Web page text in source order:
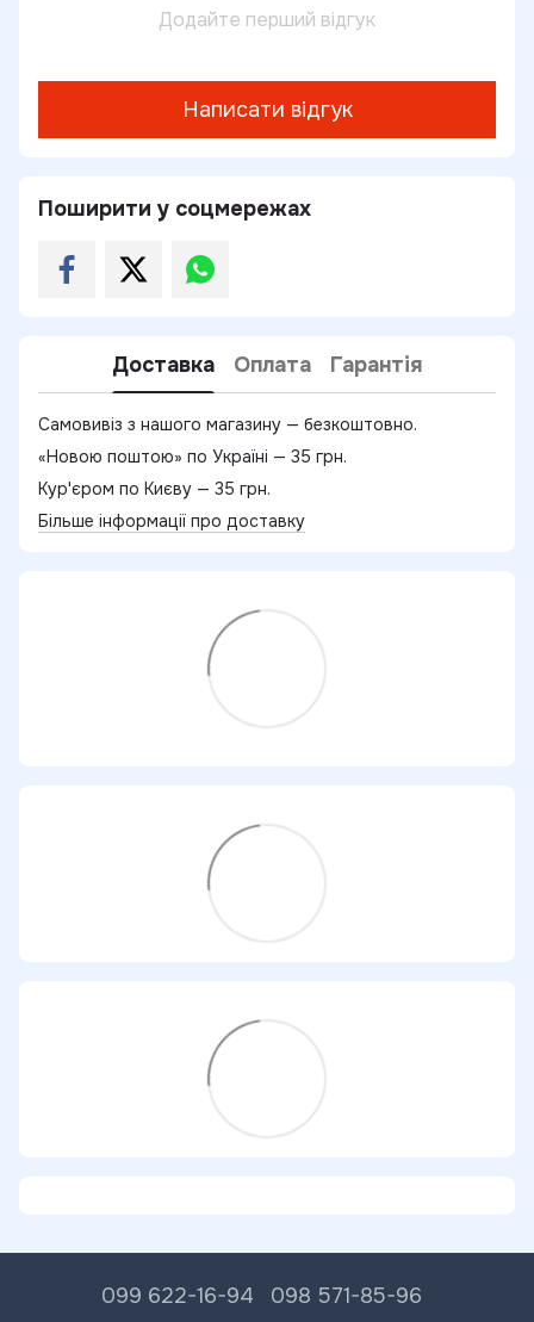
Додайте перший відгук
Написати відгук
Поширити у соцмережах
Доставка Оплата Гарантія
Самовивіз з нашого магазину — безкоштовно.
«Новою поштою» по Україні — 35 грн.
Кур'єром по Києву — 35 грн.
Більше інформації про доставку
099 622-16-94 098 571-85-96